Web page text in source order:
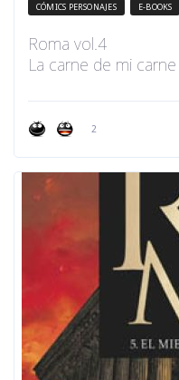
CÓMICS PERSONAJES E-BOOKS
Roma vol.4
La carne de mi carne
2